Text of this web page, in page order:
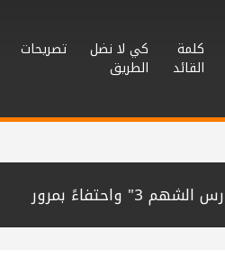
كلمة
القائد
كي لا نضل
الطريق
تصريحات
نشطاء يغردون دعمًا وإسنادًا لعملية "الفارس الشهم 3" واحتفاءً بمرور